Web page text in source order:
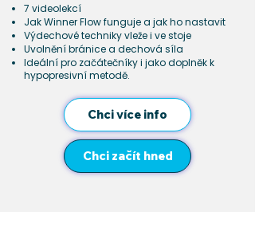
7 videolekcí
Jak Winner Flow funguje a jak ho nastavit
Výdechové techniky vleže i ve stoje
Uvolnění bránice a dechová síla
Ideální pro začátečníky i jako doplněk k
hypopresivní metodě.
Chci více info
Chci začít hned